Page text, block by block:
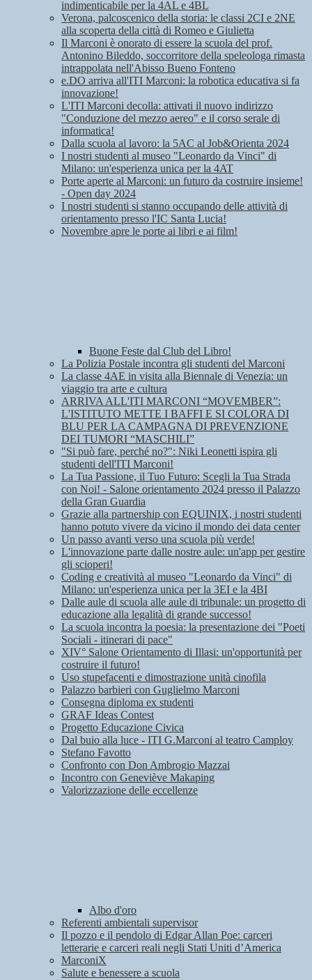
indimenticabile per la 4AL e 4BL
Verona, palcoscenico della storia: le classi 2CI e 2NE
alla scoperta della città di Romeo e Giulietta
Il Marconi è onorato di essere la scuola del prof.
Antonino Bileddo, soccorritore della speleologa rimasta
intrappolata nell'Abisso Bueno Fonteno
e.DO arriva all'ITI Marconi: la robotica educativa si fa
innovazione!
L'ITI Marconi decolla: attivati il nuovo indirizzo
"Conduzione del mezzo aereo" e il corso serale di
informatica!
Dalla scuola al lavoro: la 5AC al Job&Orienta 2024
I nostri studenti al museo "Leonardo da Vinci" di
Milano: un'esperienza unica per la 4AT
Porte aperte al Marconi: un futuro da costruire insieme!
- Open day 2024
I nostri studenti si stanno occupando delle attività di
orientamento presso l'IC Santa Lucia!
Novembre apre le porte ai libri e ai film!
Buone Feste dal Club del Libro!
La Polizia Postale incontra gli studenti del Marconi
La classe 4AE in visita alla Biennale di Venezia: un
viaggio tra arte e cultura
ARRIVA ALL'ITI MARCONI “MOVEMBER”:
L'ISTITUTO METTE I BAFFI E SI COLORA DI
BLU PER LA CAMPAGNA DI PREVENZIONE
DEI TUMORI “MASCHILI”
"Si può fare, perché no?": Niki Leonetti ispira gli
studenti dell'ITI Marconi!
La Tua Passione, il Tuo Futuro: Scegli la Tua Strada
con Noi! - Salone orientamento 2024 presso il Palazzo
della Gran Guardia
Grazie alla partnership con EQUINIX, i nostri studenti
hanno potuto vivere da vicino il mondo dei data center
Un passo avanti verso una scuola più verde!
L'innovazione parte dalle nostre aule: un'app per gestire
gli scioperi!
Coding e creatività al museo "Leonardo da Vinci" di
Milano: un'esperienza unica per la 3EI e la 4BI
Dalle aule di scuola alle aule di tribunale: un progetto di
educazione alla legalità di grande successo!
La scuola incontra la poesia: la presentazione dei "Poeti
Sociali - itinerari di pace"
XIV° Salone Orientamento di Illasi: un'opportunità per
costruire il futuro!
Uso stupefacenti e dimostrazione unità cinofila
Palazzo barbieri con Guglielmo Marconi
Consegna diploma ex studenti
GRAF Ideas Contest
Progetto Educazione Civica
Dal buio alla luce - ITI G.Marconi al teatro Camploy
Stefano Favotto
Confronto con Don Ambrogio Mazzai
Incontro con Geneviève Makaping
Valorizzazione delle eccellenze
Albo d'oro
Referenti ambientali supervisor
Il pozzo e il pendolo di Edgar Allan Poe: carceri
letterarie e carceri reali negli Stati Uniti d’America
MarconiX
Salute e benessere a scuola